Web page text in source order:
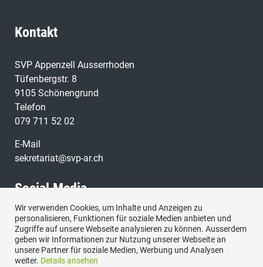
Kontakt
SVP Appenzell Ausserrhoden
Tüfenbergstr. 8
9105 Schönengrund
Telefon
079 711 52 02
E-Mail
sekretariat@svp-ar.ch
Social Media
Wir verwenden Cookies, um Inhalte und Anzeigen zu
personalisieren, Funktionen für soziale Medien anbieten und
Zugriffe auf unsere Webseite analysieren zu können. Ausserdem
geben wir Informationen zur Nutzung unserer Webseite an
unsere Partner für soziale Medien, Werbung und Analysen
weiter. Details ansehen